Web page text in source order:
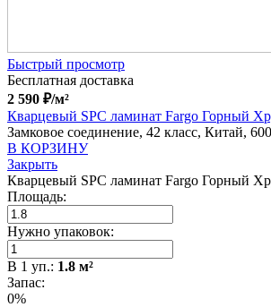
Быстрый просмотр
Бесплатная доставка
2 590 ₽/м²
Кварцевый SPC ламинат Fargo Горный
Замковое соединение, 42 класс, Китай,
В КОРЗИНУ
Закрыть
Кварцевый SPC ламинат Fargo Горный
Площадь:
Нужно упаковок:
В 1 уп.: 1.8 м²
Запас:
0%